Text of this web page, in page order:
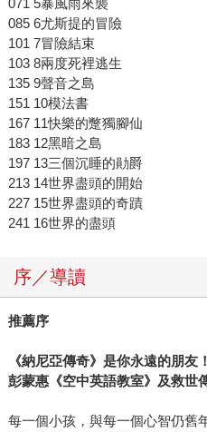
071 5暴風雨來襲
085 6尤斯提的冒險
101 7冒險結束
103 8兩度死裡逃生
135 9聲音之島
151 10模法書
167 11快樂的蹩獨腳仙
183 12黑暗之島
197 13三個沉睡的勛爵
213 14世界盡頭的開始
227 15世界盡頭的奇蹟
241 16世界的盡頭
序／導讀
推薦序
《納尼亞傳奇》是你永遠的朋友！
彭蒙惠《空中英語教室》及救世
每一個小孩，與每一個心智仍舊